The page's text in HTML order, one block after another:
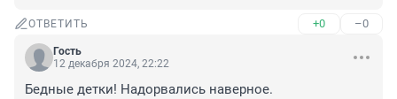
ОТВЕТИТЬ +0 –0
Гость
12 декабря 2024, 22:22
Бедные детки! Надорвались наверное.